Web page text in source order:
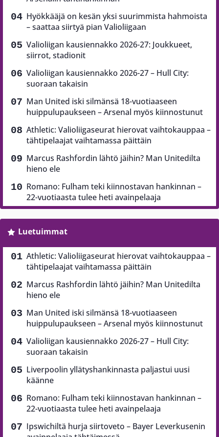
Hyökkääjä on kesän yksi suurimmista hahmoista
– saattaa siirtyä pian Valioliigaan
Valioliigan kausiennakko 2026-27: Joukkueet,
siirrot, stadionit
Valioliigan kausiennakko 2026-27 – Hull City:
suoraan takaisin
Man United iski silmänsä 18-vuotiaaseen
huippulupaukseen – Arsenal myös kiinnostunut
Athletic: Valioliigaseurat hierovat vaihtokauppaa –
tähtipelaajat vaihtamassa päittäin
Marcus Rashfordin lähtö jäihin? Man Unitedilta
hieno ele
Romano: Fulham teki kiinnostavan hankinnan –
22-vuotiaasta tulee heti avainpelaaja
Luetuimmat
Athletic: Valioliigaseurat hierovat vaihtokauppaa –
tähtipelaajat vaihtamassa päittäin
Marcus Rashfordin lähtö jäihin? Man Unitedilta
hieno ele
Man United iski silmänsä 18-vuotiaaseen
huippulupaukseen – Arsenal myös kiinnostunut
Valioliigan kausiennakko 2026-27 – Hull City:
suoraan takaisin
Liverpoolin yllätyshankinnasta paljastui uusi
käänne
Romano: Fulham teki kiinnostavan hankinnan –
22-vuotiaasta tulee heti avainpelaaja
Ipswichiltä hurja siirtoveto – Bayer Leverkusenin